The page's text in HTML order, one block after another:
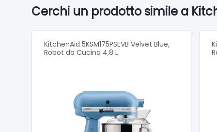
Cerchi un prodotto simile a
KitchenAid 5KSM175PSEVB Velvet Blue,
Robot da Cucina 4,8 L